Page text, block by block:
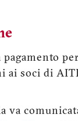
ai soci di
va